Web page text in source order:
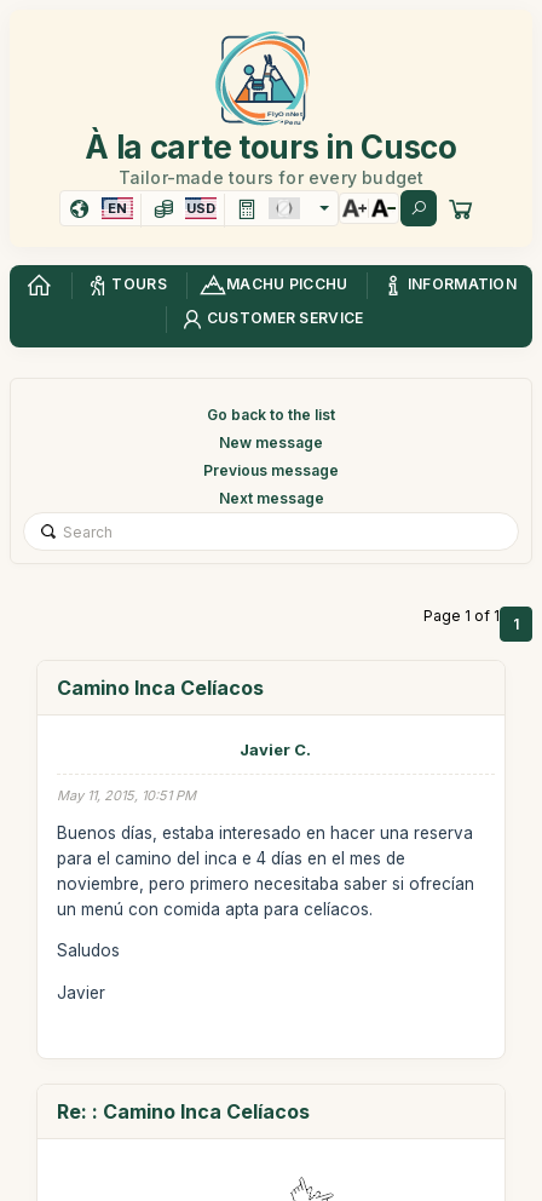
À la carte tours in Cusco
Tailor-made tours for every budget
EN USD
TOURS MACHU PICCHU
INFORMATION
CUSTOMER SERVICE
Go back to the list
New message
Previous message
Next message
Page 1 of 1 1
Camino Inca Celíacos
Javier C.
May 11, 2015, 10:51 PM
Buenos días, estaba interesado en hacer una reserva
para el camino del inca e 4 días en el mes de
noviembre, pero primero necesitaba saber si ofrecían
un menú con comida apta para celíacos.
Saludos
Javier
Re: : Camino Inca Celíacos